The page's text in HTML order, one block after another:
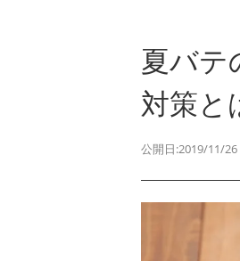
夏バテ
対策と
公開日:2019/11/